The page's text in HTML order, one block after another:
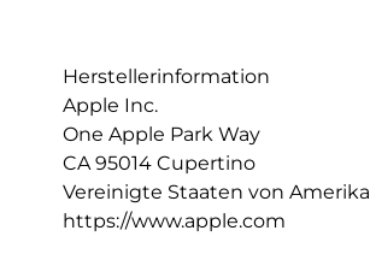
Herstellerinformation
Apple Inc.
One Apple Park Way
CA 95014 Cupertino
Vereinigte Staaten von Amerika
https://www.apple.com